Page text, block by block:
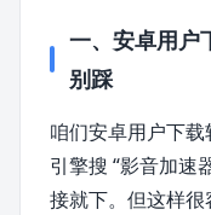
一、安卓用户
别踩
咱们安卓用户下
引擎搜 “影音加速
接就下。但这样很